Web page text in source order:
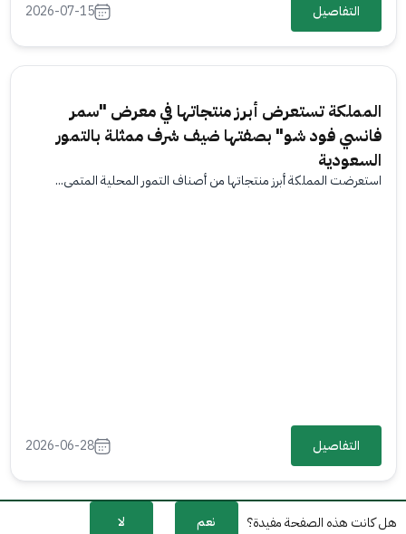
التفاصيل 2026-07-15
المملكة تستعرض أبرز منتجاتها في معرض "سمر
فانسي فود شو" بصفتها ضيف شرف ممثلة بالتمور
السعودية
استعرضت المملكة أبرز منتجاتها من أصناف التمور المحلية المتمي...
التفاصيل 2026-06-28
هل كانت هذه الصفحة مفيدة؟ نعم لا